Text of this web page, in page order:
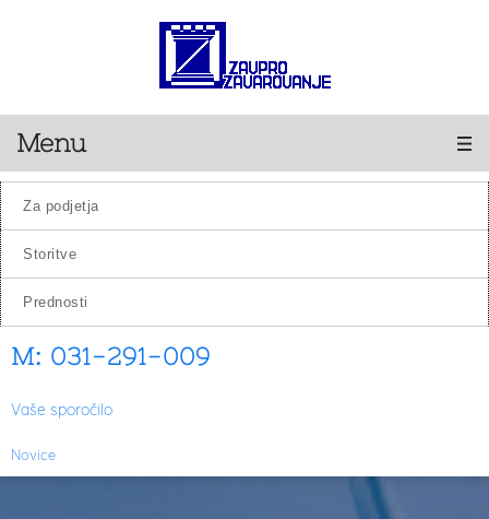
Menu
za podjetja
storitve
prednosti
M: 031-291-009
Vaše sporočilo
Novice